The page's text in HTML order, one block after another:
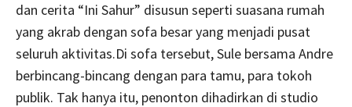
dan cerita “Ini Sahur” disusun seperti suasana rumah
yang akrab dengan sofa besar yang menjadi pusat
seluruh aktivitas.Di sofa tersebut, Sule bersama Andre
berbincang-bincang dengan para tamu, para tokoh
publik. Tak hanya itu, penonton dihadirkan di studio